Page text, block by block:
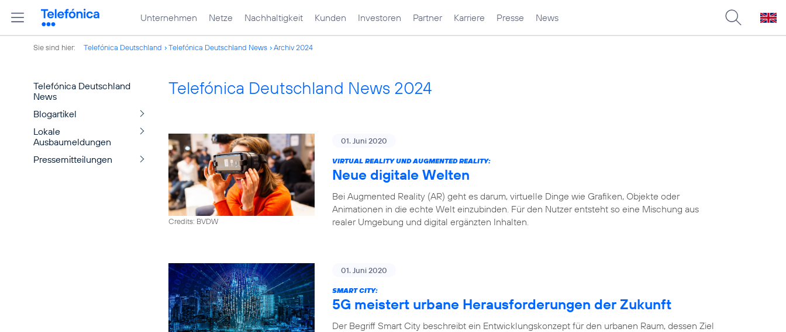
Unternehmen Netze Nachhaltigkeit Kunden Investoren Partner Karriere Presse News
Sie sind hier: Telefónica Deutschland Telefónica Deutschland News Archiv 2024
Telefónica Deutschland
News
Blogartikel
Lokale
Ausbaumeldungen
Pressemitteilungen
Telefónica Deutschland News 2024
Credits: BVDW
01. Juni 2020
VIRTUAL REALITY UND AUGMENTED REALITY:
Neue digitale Welten
Bei Augmented Reality (AR) geht es darum, virtuelle Dinge wie Grafiken, Objekte oder
Animationen in die echte Welt einzubinden. Für den Nutzer entsteht so eine Mischung aus
realer Umgebung und digital ergänzten Inhalten.
01. Juni 2020
SMART CITY:
5G meistert urbane Herausforderungen der Zukunft
Der Begriff Smart City beschreibt ein Entwicklungskonzept für den urbanen Raum, dessen Ziel